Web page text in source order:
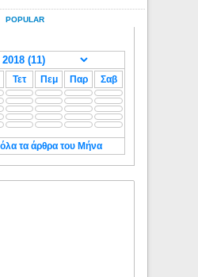
POPULAR
Τετ Πεμ Παρ Σαβ
τα άρθρα του Μήνα